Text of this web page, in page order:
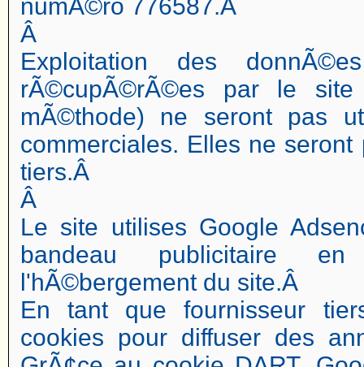
numÃ©ro 776587.Â
Â
Exploitation des
rÃ©cupÃ©rÃ©es par le
mÃ©thode) ne seront pas
commerciales. Elles ne
tiers.Â
Â
Le site utilises Google
bandeau publicitaire
l'hÃ©bergement du site.Â
En tant que fournisseur
cookies pour diffuser des